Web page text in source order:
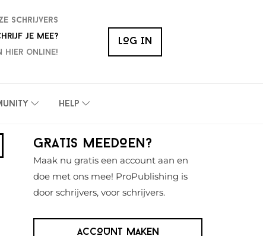
schrijvers
je mee?
hier online!
LOG IN
Help
Primaire
Sidebar
GRATIS MEEDOEN?
Maak nu gratis een account aan en
doe met ons mee! ProPublishing is
door schrijvers, voor schrijvers.
ACCOUNT MAKEN